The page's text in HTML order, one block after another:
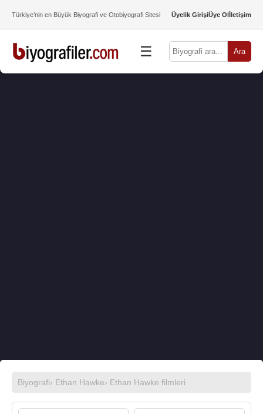
Türkiye’nin en Büyük Biyografi ve Otobiyografi Sitesi Üyelik GirişiÜye Olİletişim
☰ Ara
Biyografi› Ethan Hawke› Ethan Hawke filmleri